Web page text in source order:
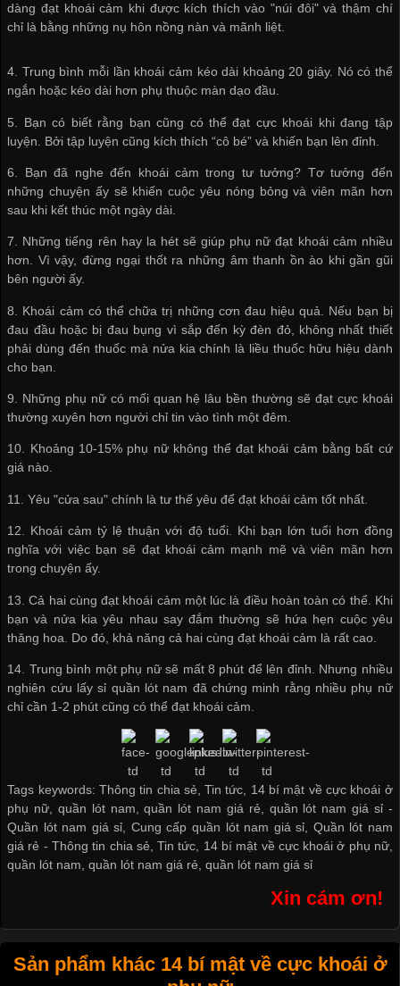
dàng đạt khoái cảm khi được kích thích vào "núi đôi" và thậm chí
chỉ là bằng những nụ hôn nồng nàn và mãnh liệt.
4. Trung bình mỗi lần khoái cảm kéo dài khoảng 20 giây. Nó có thể
ngắn hoặc kéo dài hơn phụ thuộc màn dạo đầu.
5. Bạn có biết rằng bạn cũng có thể đạt cực khoái khi đang tập
luyện. Bởi tập luyện cũng kích thích “cô bé” và khiến bạn lên đỉnh.
6. Bạn đã nghe đến khoái cảm trong tư tưởng? Tơ tưởng đến
những chuyện ấy sẽ khiến cuộc yêu nóng bỏng và viên mãn hơn
sau khi kết thúc một ngày dài.
7. Những tiếng rên hay la hét sẽ giúp phụ nữ đạt khoái cảm nhiều
hơn. Vì vậy, đừng ngại thốt ra những âm thanh ồn ào khi gần gũi
bên người ấy.
8. Khoái cảm có thể chữa trị những cơn đau hiệu quả. Nếu bạn bị
đau đầu hoặc bị đau bụng vì sắp đến kỳ đèn đỏ, không nhất thiết
phải dùng đến thuốc mà nửa kia chính là liều thuốc hữu hiệu dành
cho bạn.
9. Những phụ nữ có mối quan hệ lâu bền thường sẽ đạt cực khoái
thường xuyên hơn người chỉ tin vào tình một đêm.
10. Khoảng 10-15% phụ nữ không thể đạt khoái cảm bằng bất cứ
giá nào.
11. Yêu "cửa sau" chính là tư thế yêu để đạt khoái cảm tốt nhất.
12. Khoái cảm tỷ lệ thuận với độ tuổi. Khi bạn lớn tuổi hơn đồng
nghĩa với việc bạn sẽ đạt khoái cảm mạnh mẽ và viên mãn hơn
trong chuyện ấy.
13. Cả hai cùng đạt khoái cảm một lúc là điều hoàn toàn có thể. Khi
bạn và nửa kia yêu nhau say đắm thường sẽ hứa hẹn cuộc yêu
thăng hoa. Do đó, khả năng cả hai cùng đạt khoái cảm là rất cao.
14. Trung bình một phụ nữ sẽ mất 8 phút để lên đỉnh. Nhưng nhiều
nghiên cứu lấy sỉ quần lót nam đã chứng minh rằng nhiều phụ nữ
chỉ cần 1-2 phút cũng có thể đạt khoái cảm.
Tags keywords: Thông tin chia sẻ, Tin tức, 14 bí mật về cực khoái ở
phụ nữ, quần lót nam, quần lót nam giá rẻ, quần lót nam giá sỉ -
Quần lót nam giá sỉ, Cung cấp quần lót nam giá sỉ, Quần lót nam
giá rẻ -Thông tin chia sẻ,Tin tức, 14 bí mật về cực khoái ở phụ nữ,
quần lót nam,quần lót nam giá rẻ,quần lót nam giá sỉ
Xin cám ơn!
Sản phẩm khác 14 bí mật về cực khoái ở